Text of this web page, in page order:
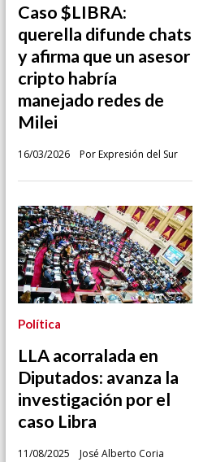
Caso $LIBRA:
querella difunde chats
y afirma que un asesor
cripto habría
manejado redes de
Milei
Por Expresión del Sur
16/03/2026
LLA acorralada en
Diputados: avanza la
investigación por el
caso Libra
José Alberto Coria
Política
11/08/2025